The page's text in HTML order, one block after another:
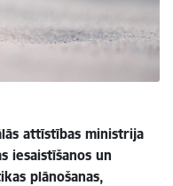
attīstības ministrija
iesaistīšanos un
plānošanas,